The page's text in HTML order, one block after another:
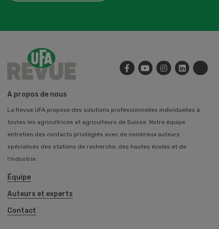
A propos de nous
La Revue UFA propose des solutions professionnelles individuelles à
toutes les agricultrices et agriculteurs de Suisse. Notre équipe
entretien des contacts privilégiés avec de nombreux auteurs
spécialisés des stations de recherche, des hautes écoles et de
l’industrie.
Équipe
Auteurs et experts
Contact